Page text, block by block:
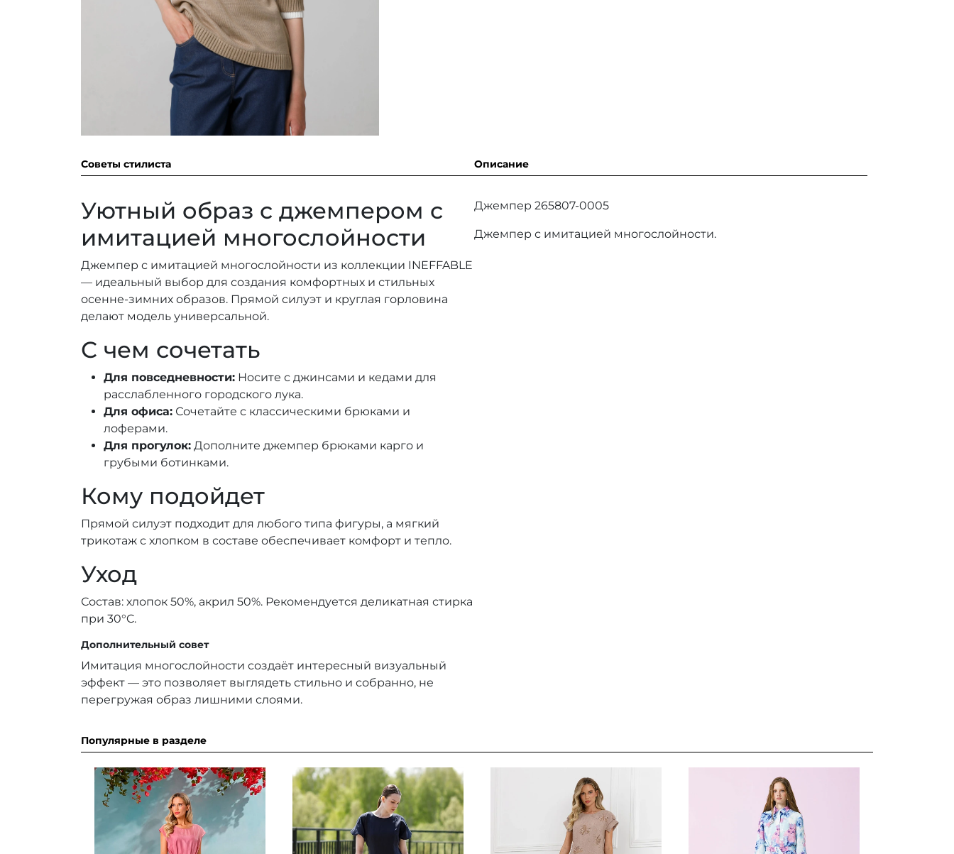
Советы стилиста
Уютный образ с джемпером с
имитацией многослойности
Джемпер с имитацией многослойности из коллекции INEFFABLE
— идеальный выбор для создания комфортных и стильных
осенне-зимних образов. Прямой силуэт и круглая горловина
делают модель универсальной.
С чем сочетать
Для повседневности: Носите с джинсами и кедами для
расслабленного городского лука.
Для офиса: Сочетайте с классическими брюками и
лоферами.
Для прогулок: Дополните джемпер брюками карго и
грубыми ботинками.
Кому подойдет
Прямой силуэт подходит для любого типа фигуры, а мягкий
трикотаж с хлопком в составе обеспечивает комфорт и тепло.
Уход
Состав: хлопок 50%, акрил 50%. Рекомендуется деликатная стирка
при 30°C.
Дополнительный совет
Имитация многослойности создаёт интересный визуальный
эффект — это позволяет выглядеть стильно и собранно, не
перегружая образ лишними слоями.
Описание
Джемпер 265807-0005
Джемпер с имитацией многослойности.
Популярные в разделе